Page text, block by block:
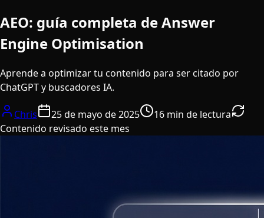
AEO: guía completa de Answer
Engine Optimisation
Aprende a optimizar tu contenido para ser citado por
ChatGPT y buscadores IA.
Chris 25 de mayo de 2025
16 min de lectura
Contenido revisado este mes